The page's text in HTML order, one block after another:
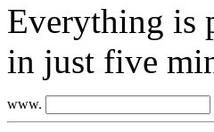
Everything is
in just five
www.